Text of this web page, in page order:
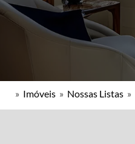
» Imóveis » Nossas Listas »